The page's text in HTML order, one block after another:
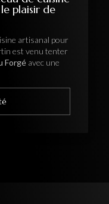
plaisir de
artisanal pour
est venu tenter
Forgé avec une